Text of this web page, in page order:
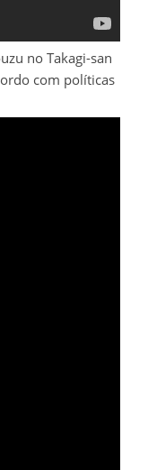
no Takagi-san
com políticas